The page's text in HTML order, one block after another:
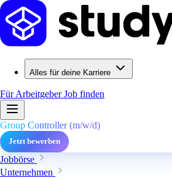
Alles für deine Karriere
Für ArbeitgeberJob finden
Group Controller (m/w/d)
Jetzt bewerben
Jobbörse
Unternehmen